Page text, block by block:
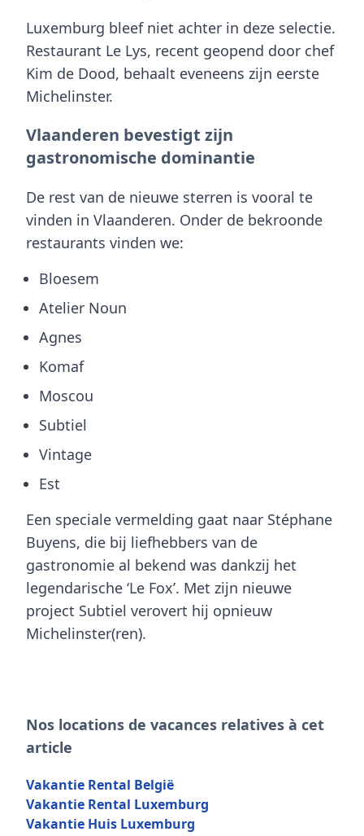
Luxemburg bleef niet achter in deze selectie.
Restaurant Le Lys, recent geopend door chef
Kim de Dood, behaalt eveneens zijn eerste
Michelinster.
Vlaanderen bevestigt zijn
gastronomische dominantie
De rest van de nieuwe sterren is vooral te
vinden in Vlaanderen. Onder de bekroonde
restaurants vinden we:
Bloesem
Atelier Noun
Agnes
Komaf
Moscou
Subtiel
Vintage
Est
Een speciale vermelding gaat naar Stéphane
Buyens, die bij liefhebbers van de
gastronomie al bekend was dankzij het
legendarische ‘Le Fox’. Met zijn nieuwe
project Subtiel verovert hij opnieuw
Michelinster(ren).
Nos locations de vacances relatives à cet
article
Vakantie Rental België
Vakantie Rental Luxemburg
Vakantie Huis Luxemburg